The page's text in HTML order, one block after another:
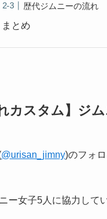
歴代ジムニーの流れ
まとめ
カスタム】ジ
@urisan_jimny)のフォ
ー女子5人に協力して